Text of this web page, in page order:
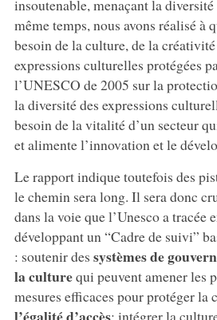
insoutenable, menaçant la
même temps, nous avons réalisé à
besoin de la culture, de la
expressions culturelles protégées
l’UNESCO de 2005 sur la
la diversité des expressions
besoin de la vitalité d’un secteur
et alimente l’innovation et le
Le rapport indique toutefois des
le chemin sera long. Il sera donc
dans la voie que l’Unesco a tracée
développant un “Cadre de suivi”
: soutenir des systèmes de
la culturequi peuvent amener les
mesures efficaces pour protéger la
l’égalité d’accès; intégrer la